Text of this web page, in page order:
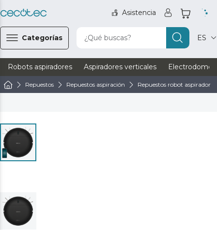
Asistencia
Categorías ¿Qué buscas? ES
Robots aspiradores Aspiradores verticales
Repuestos Repuestos aspiración Repuestos robot aspirador